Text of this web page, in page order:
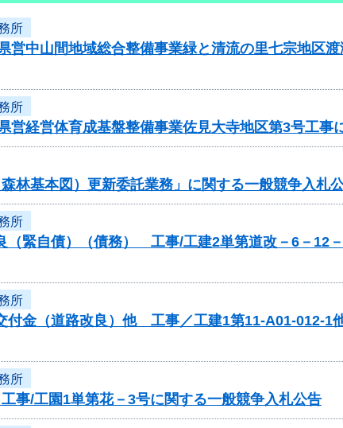
所
営中山間地域総合整備事業緑と清流の里七宗地区
所
営経営体育成基盤整備事業佐見大寺地区第3号工事
林基本図）更新委託業務」に関する一般競争入札
所
（緊自債）（債務） 工事/工建2単第道改－6－12
所
付金（道路改良）他 工事／工建1第11-A01-012-1
所
事/工園1単第花－3号に関する一般競争入札公告